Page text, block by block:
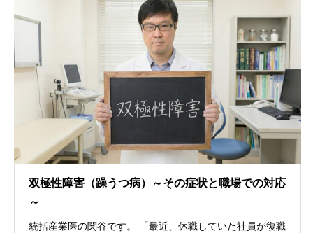
双極性障害（躁うつ病）～その症状と職場での対応
～
統括産業医の関谷です。 「最近、休職していた社員が復職